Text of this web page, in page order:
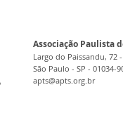
Associação Paulista
Largo do Paissandu, 72
São Paulo - SP - 01034-
apts@apts.org.br